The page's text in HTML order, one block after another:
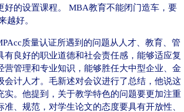
好的设置课程。 MBA教育不能闭门造车，要
越好。
质量认证所遇到的问题从人才、教育、管
有良好的职业道德和社会责任感，能够适应复
管理和专业知识，能够胜任大中型企业、金
计人才。毛新述对会议进行了总结，他说这
。他提到，关于教学特色的问题要更加注重
、规范，对学生论文的态度要具有开放性、